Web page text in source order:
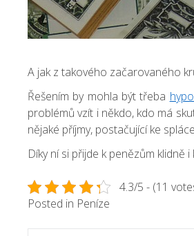
A jak z takového začarovaného
Řešením by mohla být třeba
problémů vzít i někdo, kdo má
nějaké příjmy, postačující ke
Díky ní si přijde k penězům klidně
4.3/5 - (11
Posted in Peníze